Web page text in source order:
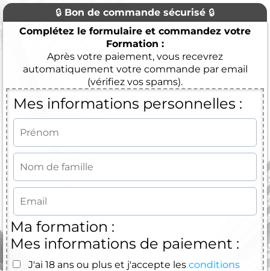
🔒 Bon de commande sécurisé 🔒
Complétez le formulaire et commandez votre
Formation :
Après votre paiement, vous recevrez
automatiquement votre commande par email
(vérifiez vos spams).
Mes informations personnelles :
Ma formation :
Mes informations de paiement :
J'ai 18 ans ou plus et j'accepte les conditions